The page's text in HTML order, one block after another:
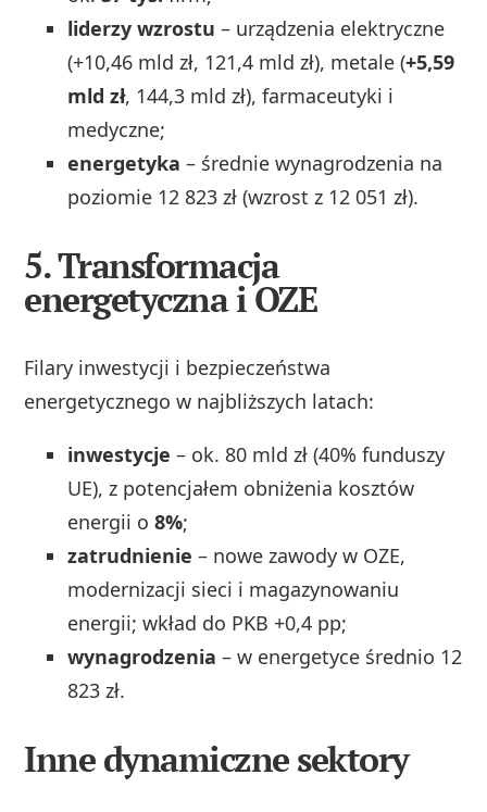
liderzy wzrostu – urządzenia elektryczne
(+10,46 mld zł, 121,4 mld zł), metale (+5,59
mld zł, 144,3 mld zł), farmaceutyki i
medyczne;
energetyka – średnie wynagrodzenia na
poziomie 12 823 zł (wzrost z 12 051 zł).
5.Transformacja
energetyczna i OZE
Filary inwestycji i bezpieczeństwa
energetycznego w najbliższych latach:
inwestycje – ok. 80 mld zł (40% funduszy
UE), z potencjałem obniżenia kosztów
energii o8%;
zatrudnienie – nowe zawody w OZE,
modernizacji sieci i magazynowaniu
energii; wkład do PKB +0,4 pp;
wynagrodzenia – w energetyce średnio 12
823 zł.
Inne dynamiczne sektory